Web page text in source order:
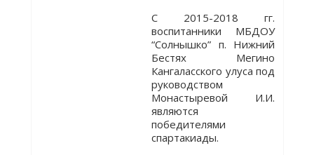
С 2015-2018 гг.
воспитанники МБДОУ
“Солнышко” п. Нижний
Бестях Мегино
Кангаласского улуса под
руководством
Монастыревой И.И.
являются
победителями
спартакиады.